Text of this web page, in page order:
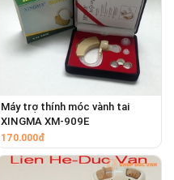
Máy trợ thính móc vành tai
XINGMA XM-909E
170.000đ